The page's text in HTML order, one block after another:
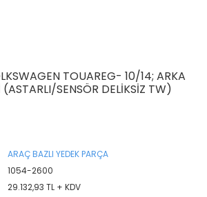
TOUAREG- 10/14; ARKA
SENSÖR DELİKSİZ TW)
ARAÇ BAZLI YEDEK PARÇA
1054-2600
29.132,93 TL + KDV